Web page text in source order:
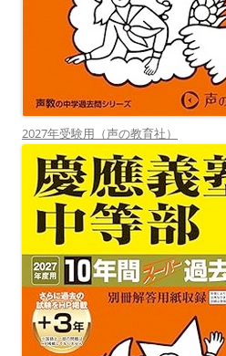
2027年受験用（声の教育社）